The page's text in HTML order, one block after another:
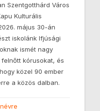
Szentgotthárd Város
Kulturális
május 30-án
iskolánk Ifjúsági
ismét nagy
kórusokat, és
közel 90 ember
a közös dalban.